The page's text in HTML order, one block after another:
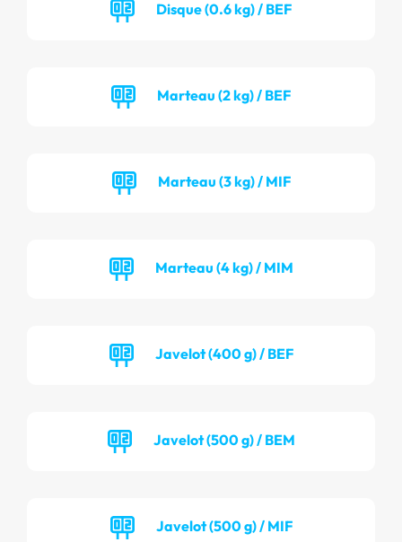
Disque (0.6 kg) / BEF
Marteau (2 kg) / BEF
Marteau (3 kg) / MIF
Marteau (4 kg) / MIM
Javelot (400 g) / BEF
Javelot (500 g) / BEM
Javelot (500 g) / MIF